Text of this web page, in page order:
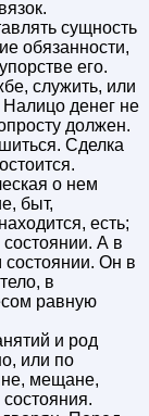
сущность
обязанности,
его.
служить, или
Налицо денег не
должен.
Сделка
о нем
быт,
есть;
А в
состоянии. Он в
в
равную
и род
или по
мещане,